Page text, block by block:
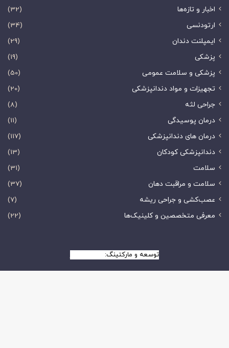
اخبار و تازه‌ها
(32)
ارتودنسی
(34)
ایمپلنت دندان
(29)
پزشکی
(19)
پزشکی و سلامت عمومی
(50)
تجهیزات و مواد دندانپزشکی
(20)
جراحی لثه
(8)
درمان پوسیدگی
(11)
درمان های دندانپزشکی
(117)
دندانپزشکی کودکان
(13)
سلامت
(31)
سلامت و مراقبت دهان
(37)
عصب‌کشی و جراحی ریشه
(7)
معرفی متخصصین و کلینیک‌ها
(22)
توسعه و مارکتینگ: